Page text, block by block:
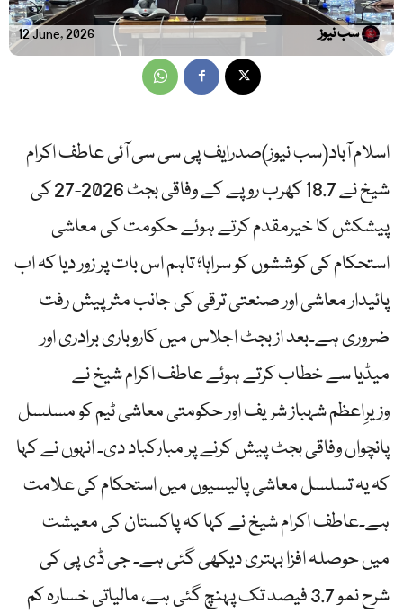
12 June, 2026 سب نیوز
اسلام آباد(سب نیوز)صدرایف پی سی سی آئی عاطف اکرام
شیخ نے 18.7 کھرب روپے کے وفاقی بجٹ 2026-27 کی
پیشکش کا خیرمقدم کرتے ہوئے حکومت کی معاشی
استحکام کی کوششوں کو سراہا؛ تاہم اس بات پر زور دیا کہ اب
پائیدار معاشی اور صنعتی ترقی کی جانب مثر پیش رفت
ضروری ہے۔بعد از بجٹ اجلاس میں کاروباری برادری اور
میڈیا سے خطاب کرتے ہوئے عاطف اکرام شیخ نے
وزیرِاعظم شہباز شریف اور حکومتی معاشی ٹیم کو مسلسل
پانچواں وفاقی بجٹ پیش کرنے پر مبارکباد دی۔ انہوں نے کہا
کہ یہ تسلسل معاشی پالیسیوں میں استحکام کی علامت
ہے۔عاطف اکرام شیخ نے کہا کہ پاکستان کی معیشت
میں حوصلہ افزا بہتری دیکھی گئی ہے۔ جی ڈی پی کی
شرح نمو 3.7 فیصد تک پہنچ گئی ہے، مالیاتی خسارہ کم